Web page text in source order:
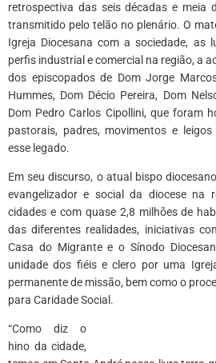
retrospectiva das seis décadas e meia
transmitido pelo telão no plenário. O
Igreja Diocesana com a sociedade, as
perfis industrial e comercial na região, a
dos episcopados de Dom Jorge
Hummes, Dom Décio Pereira, Dom
Dom Pedro Carlos Cipollini, que foram
pastorais, padres, movimentos e
esse legado.
Em seu discurso, o atual bispo
evangelizador e social da diocese na
cidades e com quase 2,8 milhões de
das diferentes realidades, iniciativas
Casa do Migrante e o Sínodo
unidade dos fiéis e clero por uma
permanente de missão, bem como o
para Caridade Social.
“Como diz o
hino da cidade,